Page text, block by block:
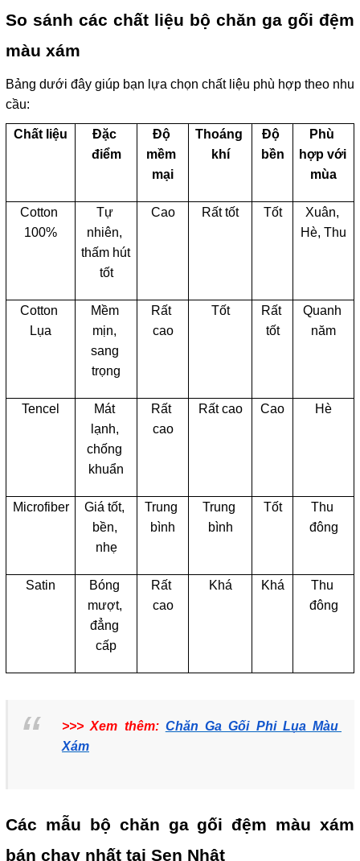
So sánh các chất liệu bộ chăn ga gối đệm
màu xám
Bảng dưới đây giúp bạn lựa chọn chất liệu phù hợp theo nhu
cầu:
Chất liệu
Đặc
điểm
Độ
mềm
mại
Thoáng
khí
Độ
bền
Phù
hợp với
mùa
Cotton
100%
Tự
nhiên,
thấm hút
tốt
Cao Rất tốt Tốt
Xuân,
Hè, Thu
Cotton
Lụa
Mềm
mịn,
sang
trọng
Rất
cao
Tốt
Rất
tốt
Quanh
năm
Tencel
Mát
lạnh,
chống
khuẩn
Rất
cao
Rất cao Cao Hè
Microfiber
Giá tốt,
bền,
nhẹ
Trung
bình
Trung
bình
Tốt
Thu
đông
Satin
Bóng
mượt,
đẳng
cấp
Rất
cao
Khá Khá
Thu
đông
>>> Xem thêm: Chăn Ga Gối Phi Lụa Màu
Xám
Các mẫu bộ chăn ga gối đệm màu xám
bán chạy nhất tại Sen Nhật